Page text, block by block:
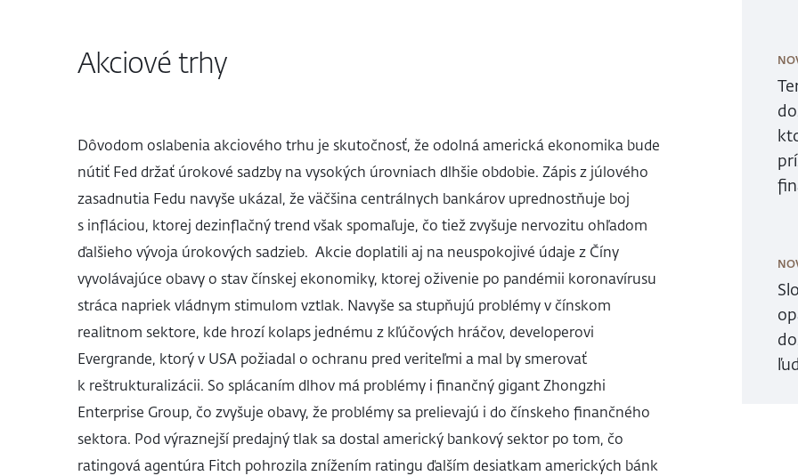
Akciové trhy
Dôvodom oslabenia akciového trhu je skutočnosť, že odolná americká ekonomika bude
nútiť Fed držať úrokové sadzby na vysokých úrovniach dlhšie obdobie. Zápis z júlového
zasadnutia Fedu navyše ukázal, že väčšina centrálnych bankárov uprednostňuje boj
s infláciou, ktorej dezinflačný trend však spomaľuje, čo tiež zvyšuje nervozitu ohľadom
ďalšieho vývoja úrokových sadzieb. Akcie doplatili aj na neuspokojivé údaje z Číny
vyvolávajúce obavy o stav čínskej ekonomiky, ktorej oživenie po pandémii koronavírusu
stráca napriek vládnym stimulom vztlak. Navyše sa stupňujú problémy v čínskom
realitnom sektore, kde hrozí kolaps jednému z kľúčových hráčov, developerovi
Evergrande, ktorý v USA požiadal o ochranu pred veriteľmi a mal by smerovať
k reštrukturalizácii. So splácaním dlhov má problémy i finančný gigant Zhongzhi
Enterprise Group, čo zvyšuje obavy, že problémy sa prelievajú i do čínskeho finančného
sektora. Pod výraznejší predajný tlak sa dostal americký bankový sektor po tom, čo
ratingová agentúra Fitch pohrozila znížením ratingu ďalším desiatkam amerických bánk